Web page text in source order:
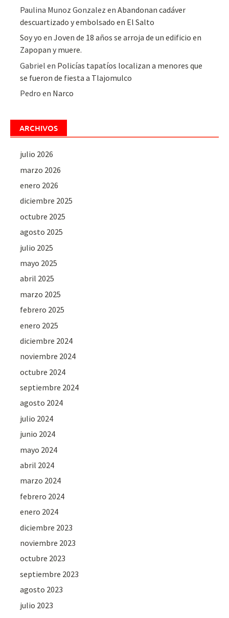
Paulina Munoz Gonzalez enAbandonan cadáver
descuartizado y embolsado en El Salto
Soy yo enJoven de 18 años se arroja de un edificio en
Zapopan y muere.
Gabriel en Policías tapatíos localizan a menores que
se fueron de fiesta a Tlajomulco
Pedro en Narco
ARCHIVOS
julio 2026
marzo 2026
enero 2026
diciembre 2025
octubre 2025
agosto 2025
julio 2025
mayo 2025
abril 2025
marzo 2025
febrero 2025
enero 2025
diciembre 2024
noviembre 2024
octubre 2024
septiembre 2024
agosto 2024
julio 2024
junio 2024
mayo 2024
abril 2024
marzo 2024
febrero 2024
enero 2024
diciembre 2023
noviembre 2023
octubre 2023
septiembre 2023
agosto 2023
julio 2023